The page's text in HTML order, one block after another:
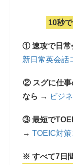
10秒
① 速攻で日常
新日常英会話
② スグに仕事
なら → ビジ
③ 最短で
→ TOEIC対策
※ すべて7日